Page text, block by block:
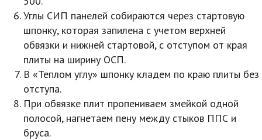
Углы СИП панелей собираются через стартовую
шпонку, которая запилена с учетом верхней
обвязки и нижней стартовой, с отступом от края
плиты на ширину ОСП.
В «Теплом углу» шпонку кладем по краю плиты без
отступа.
При обвязке плит пропениваем змейкой одной
полосой, нагнетаем пену между стыков ППС и
бруса.